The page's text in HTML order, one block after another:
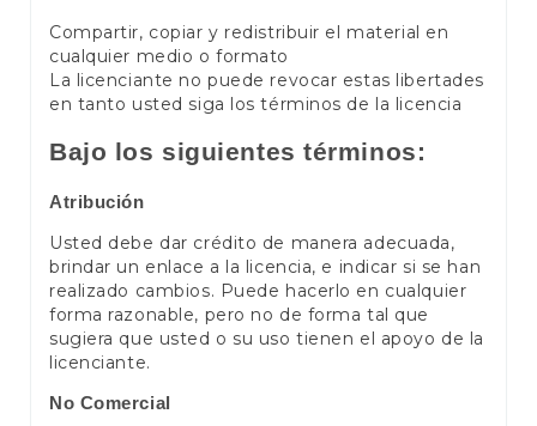
Compartir, copiar y redistribuir el material en
cualquier medio o formato
La licenciante no puede revocar estas libertades
en tanto usted siga los términos de la licencia
Bajo los siguientes términos:
Atribución
Usted debe dar crédito de manera adecuada,
brindar un enlace a la licencia, e indicar si se han
realizado cambios. Puede hacerlo en cualquier
forma razonable, pero no de forma tal que
sugiera que usted o su uso tienen el apoyo de la
licenciante.
No Comercial